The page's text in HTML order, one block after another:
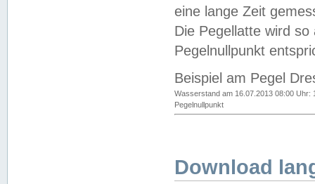
eine lange Zeit
Die Pegellatte wird
Pegelnullpunkt
Beispiel am Pegel
Wasserstand am 16.07.2013 08:00 Uhr:
Pegelnullpunkt
Download